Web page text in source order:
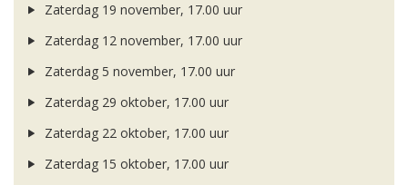
Zaterdag 19 november, 17.00 uur
Zaterdag 12 november, 17.00 uur
Zaterdag 5 november, 17.00 uur
Zaterdag 29 oktober, 17.00 uur
Zaterdag 22 oktober, 17.00 uur
Zaterdag 15 oktober, 17.00 uur